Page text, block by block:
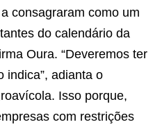
consagraram como um
do calendário da
Oura. “Deveremos ter
indica”, adianta o
Isso porque,
com restrições